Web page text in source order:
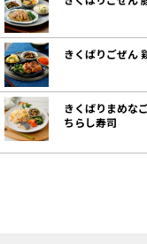
きくばりごぜん
きくばりまめな
ちらし寿司